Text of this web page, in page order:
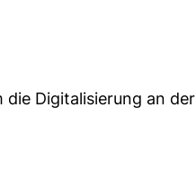
die Digitalisierung an der